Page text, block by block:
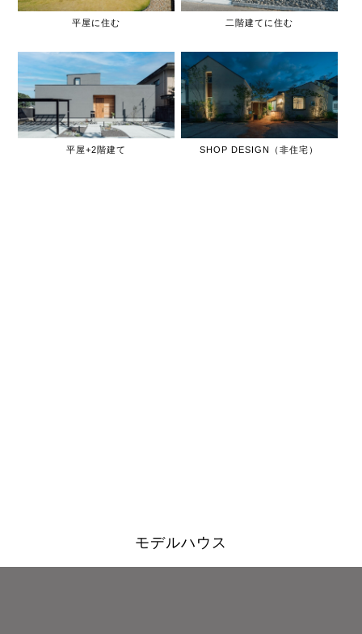
平屋に住む 二階建てに住む
平屋+2階建て SHOP DESIGN（非住宅）
モデルハウス